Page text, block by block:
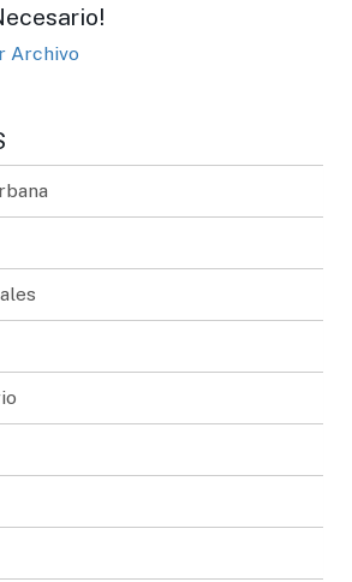
Archivo